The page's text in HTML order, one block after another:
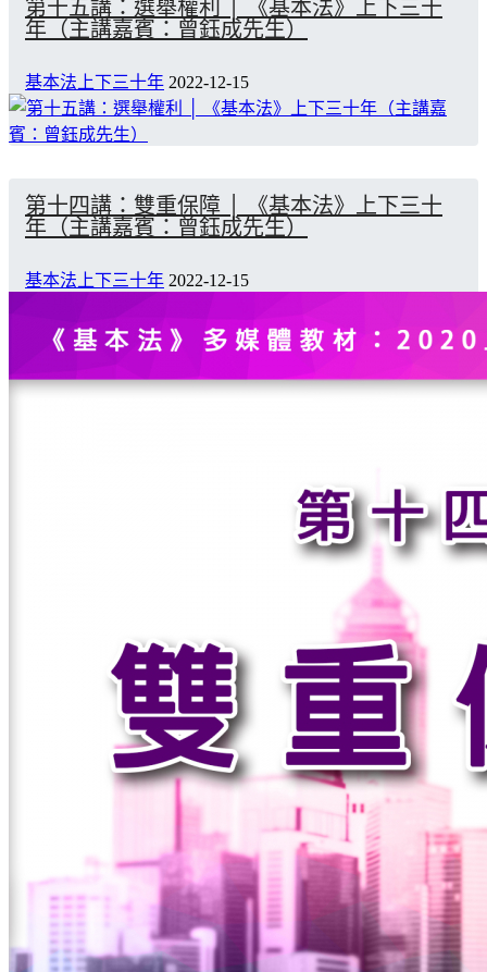
第十五講：選舉權利 │ 《基本法》上下三十
年（主講嘉賓：曾鈺成先生）
基本法上下三十年 2022-12-15
第十四講：雙重保障 │ 《基本法》上下三十
年（主講嘉賓：曾鈺成先生）
基本法上下三十年 2022-12-15